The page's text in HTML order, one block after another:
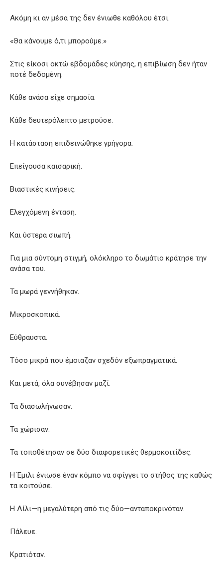
Ακόμη κι αν μέσα της δεν ένιωθε καθόλου έτσι.
«Θα κάνουμε ό,τι μπορούμε.»
Στις είκοσι οκτώ εβδομάδες κύησης, η επιβίωση δεν ήταν
ποτέ δεδομένη.
Κάθε ανάσα είχε σημασία.
Κάθε δευτερόλεπτο μετρούσε.
Η κατάσταση επιδεινώθηκε γρήγορα.
Επείγουσα καισαρική.
Βιαστικές κινήσεις.
Ελεγχόμενη ένταση.
Και ύστερα σιωπή.
Για μια σύντομη στιγμή, ολόκληρο το δωμάτιο κράτησε την
ανάσα του.
Τα μωρά γεννήθηκαν.
Μικροσκοπικά.
Εύθραυστα.
Τόσο μικρά που έμοιαζαν σχεδόν εξωπραγματικά.
Και μετά, όλα συνέβησαν μαζί.
Τα διασωλήνωσαν.
Τα χώρισαν.
Τα τοποθέτησαν σε δύο διαφορετικές θερμοκοιτίδες.
Η Έμιλι ένιωσε έναν κόμπο να σφίγγει το στήθος της καθώς
τα κοιτούσε.
Η Λίλι—η μεγαλύτερη από τις δύο—ανταποκρινόταν.
Πάλευε.
Κρατιόταν.